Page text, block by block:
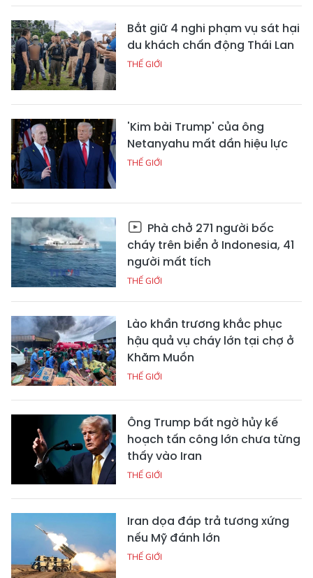
Bắt giữ 4 nghi phạm vụ sát hại
du khách chấn động Thái Lan
THẾ GIỚI
'Kim bài Trump' của ông
Netanyahu mất dần hiệu lực
THẾ GIỚI
Phà chở 271 người bốc
cháy trên biển ở Indonesia, 41
người mất tích
THẾ GIỚI
Lào khẩn trương khắc phục
hậu quả vụ cháy lớn tại chợ ở
Khăm Muồn
THẾ GIỚI
Ông Trump bất ngờ hủy kế
hoạch tấn công lớn chưa từng
thấy vào Iran
THẾ GIỚI
Iran dọa đáp trả tương xứng
nếu Mỹ đánh lớn
THẾ GIỚI